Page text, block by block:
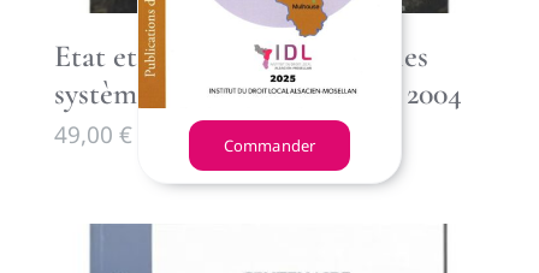
Etat et religion en Europe : les
systèmes de reconnaissance, 2004
49,00 € Commander